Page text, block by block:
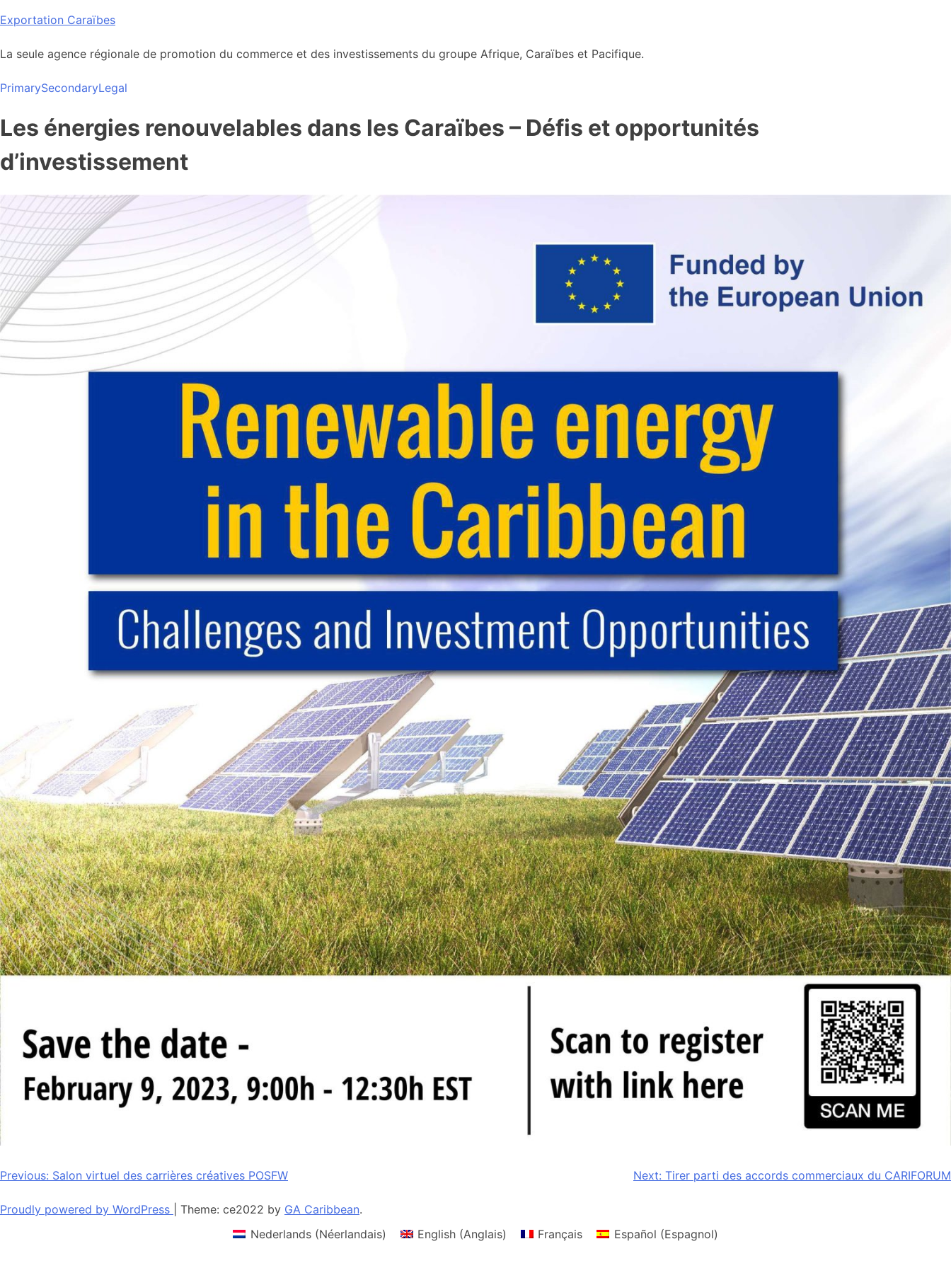
Skip
content
Exportation Caraïbes
La seule agence régionale de promotion du commerce et des investissements du groupe Afrique, Caraïbes et Pacifique.
PrimarySecondaryLegal
Les énergies renouvelables dans les Caraïbes – Défis et opportunités
d’investissement
Navigation
de
Previous: Salon virtuel des carrières créatives POSFW Next: Tirer parti des accords commerciaux du CARIFORUM
Proudly powered by WordPress Theme: ce2022 by GA Caribbean.
Nederlands(Néerlandais) English (Anglais) Français Español (Espagnol)